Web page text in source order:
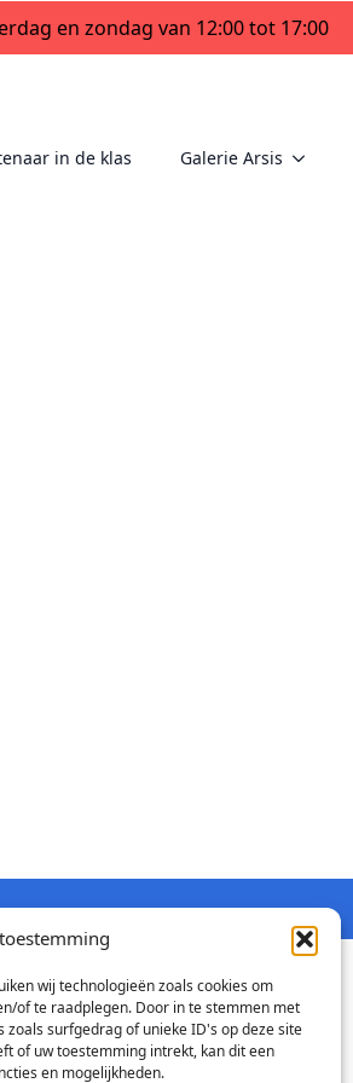
wij technologieën zoals cookies om
of te raadplegen. Door in te stemmen met
surfgedrag of unieke ID's op deze site
of uw toestemming intrekt, kan dit een
en mogelijkheden.
en zondag van 12:00 tot 17:00
in de klas Galerie Arsis